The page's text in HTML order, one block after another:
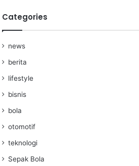
Categories
news
berita
lifestyle
bisnis
bola
otomotif
teknologi
Sepak Bola